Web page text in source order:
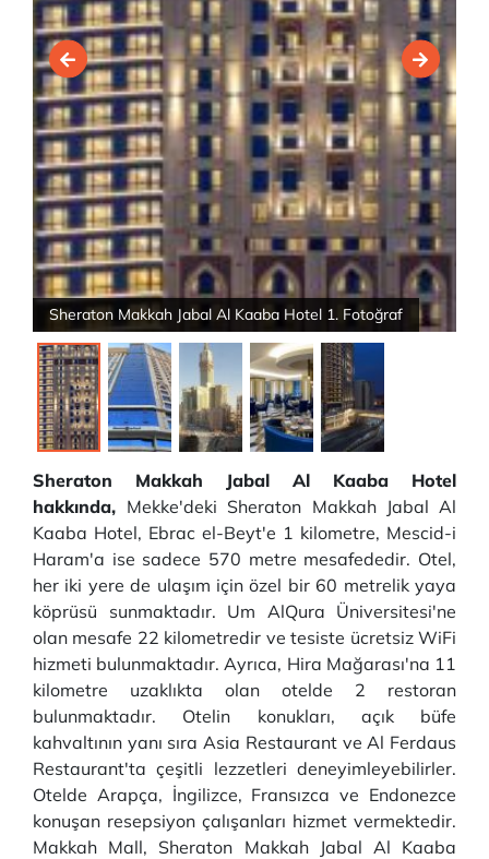
Sheraton Makkah Jabal Al Kaaba Hotel 1. Fotoğraf
Sheraton Makkah Jabal Al Kaaba Hotel
hakkında, Mekke'deki Sheraton Makkah Jabal Al
Kaaba Hotel, Ebrac el-Beyt'e 1 kilometre, Mescid-i
Haram'a ise sadece 570 metre mesafededir. Otel,
her iki yere de ulaşım için özel bir 60 metrelik yaya
köprüsü sunmaktadır. Um AlQura Üniversitesi'ne
olan mesafe 22 kilometredir ve tesiste ücretsiz WiFi
hizmeti bulunmaktadır. Ayrıca, Hira Mağarası'na 11
kilometre uzaklıkta olan otelde 2 restoran
bulunmaktadır. Otelin konukları, açık büfe
kahvaltının yanı sıra Asia Restaurant ve Al Ferdaus
Restaurant'ta çeşitli lezzetleri deneyimleyebilirler.
Otelde Arapça, İngilizce, Fransızca ve Endonezce
konuşan resepsiyon çalışanları hizmet vermektedir.
Makkah Mall, Sheraton Makkah Jabal Al Kaaba